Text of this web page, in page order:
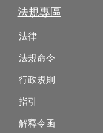
法規專區
法律
法規命令
行政規則
指引
解釋令函